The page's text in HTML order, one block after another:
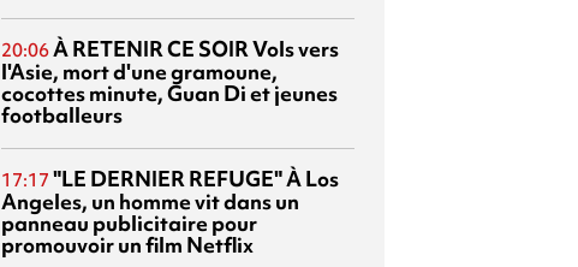
20:06À RETENIR CE SOIRVols vers
l'Asie, mort d'une gramoune,
cocottes minute, Guan Di et jeunes
footballeurs
17:17 "LE DERNIER REFUGE"À Los
Angeles, un homme vit dans un
panneau publicitaire pour
promouvoir un film Netflix